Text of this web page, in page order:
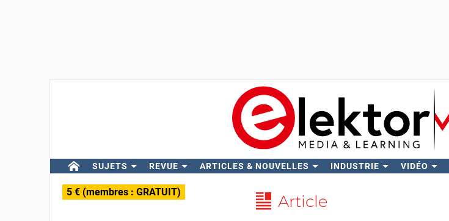
SUJETS REVUE ARTICLES & NOUVELLES INDUSTRIE VIDÉO
5 € (membres : GRATUIT) Article